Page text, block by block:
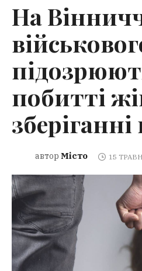
На
побитті
зберіганні
автор Місто 15